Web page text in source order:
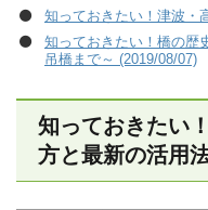
知っておきたい！津波・
知っておきたい！橋の歴
吊橋まで～ (2019/08/07)
知っておきたい
方と最新の活用